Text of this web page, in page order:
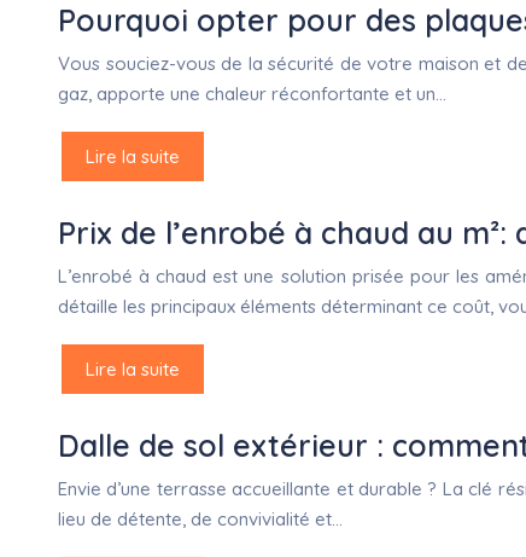
Pourquoi opter pour des
Vous souciez-vous de la sécurité de votre maison et
gaz, apporte une chaleur réconfortante et un…
Lire la suite
Prix de l’enrobé à chaud au
L’enrobé à chaud est une solution prisée pour les
détaille les principaux éléments déterminant ce coût,
Lire la suite
Dalle de sol extérieur :
Envie d’une terrasse accueillante et durable ? La clé
lieu de détente, de convivialité et…